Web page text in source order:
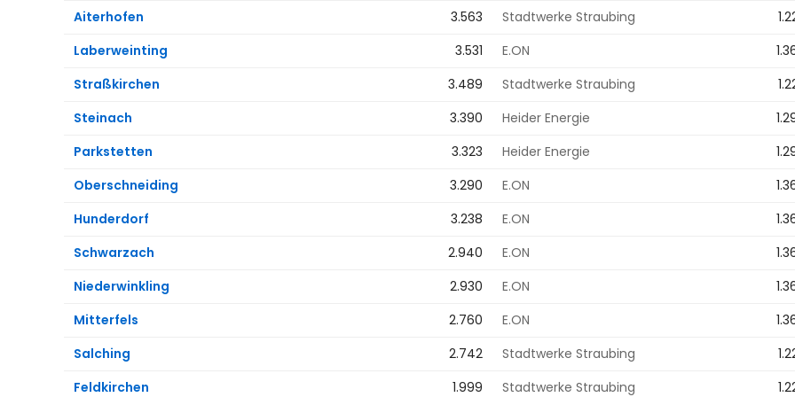
Aiterhofen 3.563 Stadtwerke Straubing
Laberweinting
3.531 E.ON
Straßkirchen
3.489 Stadtwerke Straubing
Steinach
3.390 Heider Energie
Parkstetten
3.323 Heider Energie
Oberschneiding
3.290 E.ON
Hunderdorf
3.238 E.ON
Schwarzach
2.940 E.ON
Niederwinkling
2.930 E.ON
Mitterfels
2.760 E.ON
Salching
2.742 Stadtwerke Straubing
Feldkirchen
1.999 Stadtwerke Straubing